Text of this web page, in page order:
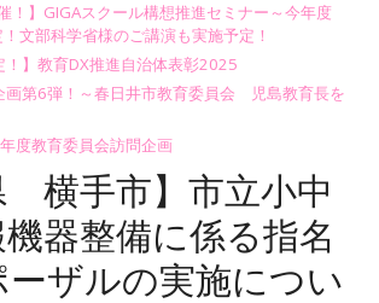
！】GIGAスクール構想推進セミナー～今年度
文部科学省様のご講演も実施予定！
！】教育DX推進自治体表彰2025
画第6弾！～春日井市教育委員会 児島教育長を
度教育委員会訪問企画
横手市】市立小中
器整備に係る指名
ザルの実施につい